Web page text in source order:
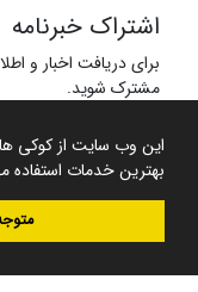
این وب سایت از کوکی ها
بهترین خدمات استفاده
اشتراک خبرنامه
برای دریافت اخبار و
مشترک شوید.
سامانه مدیریت